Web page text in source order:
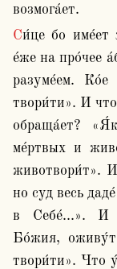
возмога́ет.
Си́це бо име́ет живо́т я́коже Оте́ц. Сего́же ра́ди и
е́же на про́чее
разуме́ем.
твори́ти». И
обраща́ет?
ме́ртвых и
животвори́т».
но суд весь
в Себе́...». И
Бо́жия,
твори́ти». Что